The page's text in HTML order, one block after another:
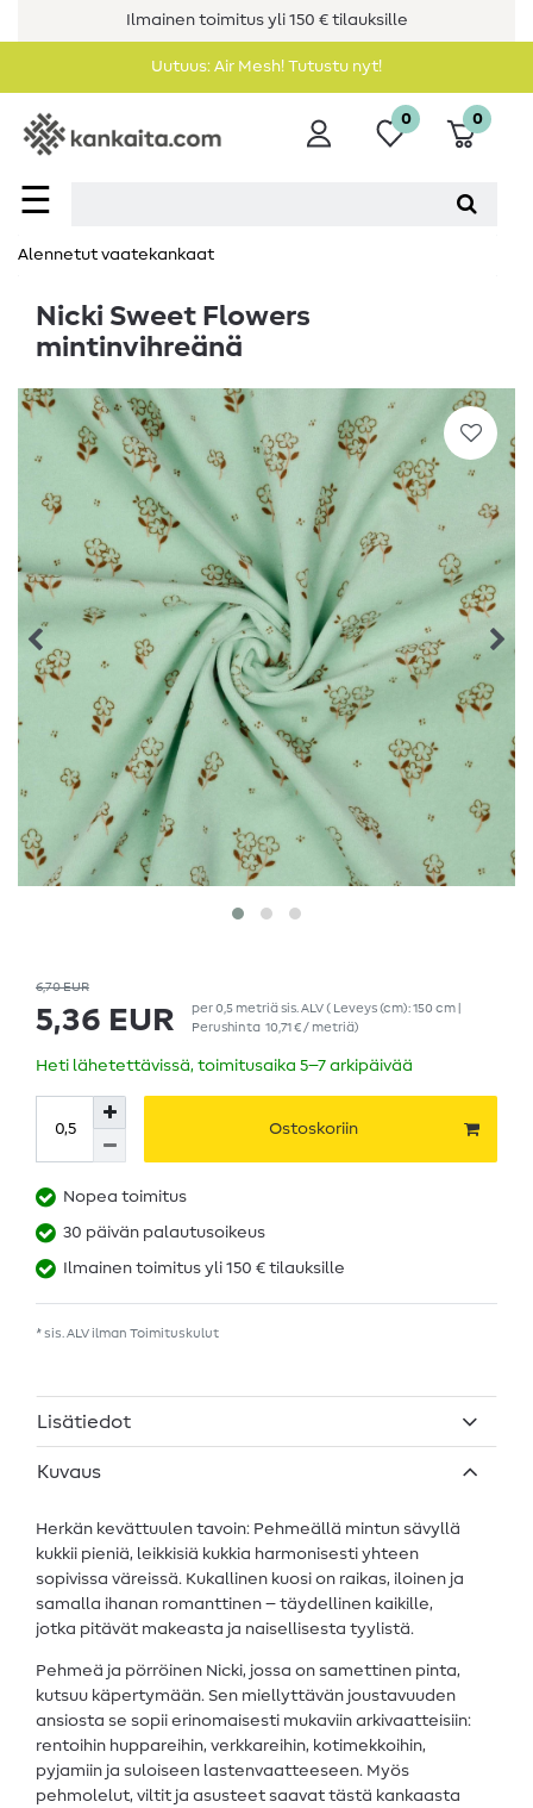
Ilmainen toimitus yli 150 € tilauksille
Uutuus: Air Mesh! Tutustu nyt!
☰
0 0
Alennetut vaatekankaat
Nicki Sweet Flowers
mintinvihreänä
6,70 EUR
5,36 EUR per0,5 metriäsis. ALV( Leveys (cm): 150 cm |
Perushinta 10,71 € / metriä)
Heti lähetettävissä, toimitusaika 5–7 arkipäivää
Ostoskoriin
Nopea toimitus
30 päivän palautusoikeus
Ilmainen toimitus yli 150 € tilauksille
* sis. ALV ilman Toimituskulut
Lisätiedot
Kuvaus
Herkän kevättuulen tavoin: Pehmeällä mintun sävyllä
kukkii pieniä, leikkisiä kukkia harmonisesti yhteen
sopivissa väreissä. Kukallinen kuosi on raikas, iloinen ja
samalla ihanan romanttinen – täydellinen kaikille,
jotka pitävät makeasta ja naisellisesta tyylistä.
Pehmeä ja pörröinen Nicki, jossa on samettinen pinta,
kutsuu käpertymään. Sen miellyttävän joustavuuden
ansiosta se sopii erinomaisesti mukaviin arkivaatteisiin:
rentoihin huppareihin, verkkareihin, kotimekkoihin,
pyjamiin ja suloiseen lastenvaatteeseen. Myös
pehmolelut, viltit ja asusteet saavat tästä kankaasta